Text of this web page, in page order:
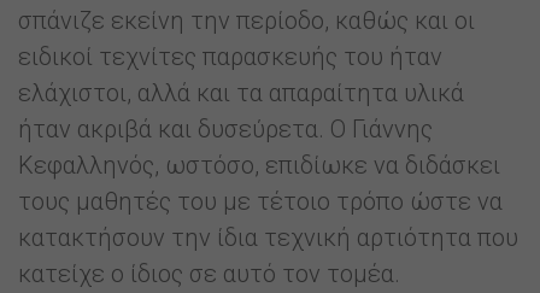
σπάνιζε εκείνη την περίοδο, καθώς και οι
ειδικοί τεχνίτες παρασκευής του ήταν
ελάχιστοι, αλλά και τα απαραίτητα υλικά
ήταν ακριβά και δυσεύρετα. Ο Γιάννης
Κεφαλληνός, ωστόσο, επιδίωκε να διδάσκει
τους μαθητές του με τέτοιο τρόπο ώστε να
κατακτήσουν την ίδια τεχνική αρτιότητα που
κατείχε ο ίδιος σε αυτό τον τομέα.